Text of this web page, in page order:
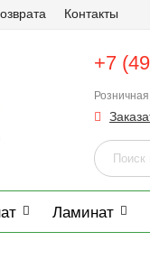
Контакты
+7
Ламинат